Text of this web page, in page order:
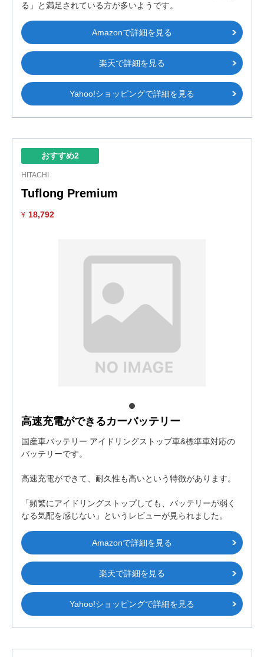
る」と満足されている方が多いようです。
Amazonで詳細を見る
楽天で詳細を見る
Yahoo!ショッピングで詳細を見る
おすすめ2
HITACHI
Tuflong Premium
¥ 18,792
高速充電ができるカーバッテリー
国産車バッテリー アイドリングストップ車&標準車対応の
バッテリーです。
高速充電ができて、耐久性も高いという特徴があります。
「頻繁にアイドリングストップしても、バッテリーが弱く
なる気配を感じない」というレビューが見られました。
Amazonで詳細を見る
楽天で詳細を見る
Yahoo!ショッピングで詳細を見る